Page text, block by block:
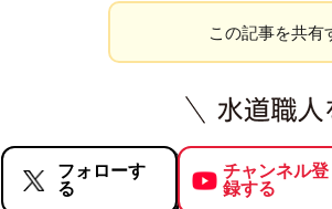
この記事を共有
フォローす
る
チャンネル登
録する